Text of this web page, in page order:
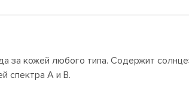
кожей любого типа. Содержит
спектра А и В.